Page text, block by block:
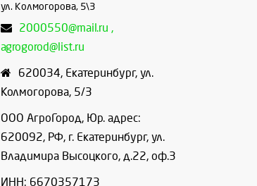
ул. Колмогорова, 5\3
2000550@mail.ru ,
agrogorod@list.ru
620034, Екатеринбург, ул.
Колмогорова, 5/3
ООО АгроГород, Юр. адрес:
620092, РФ, г. Екатеринбург, ул.
Владимира Высоцкого, д.22, оф.3
ИНН: 6670357173